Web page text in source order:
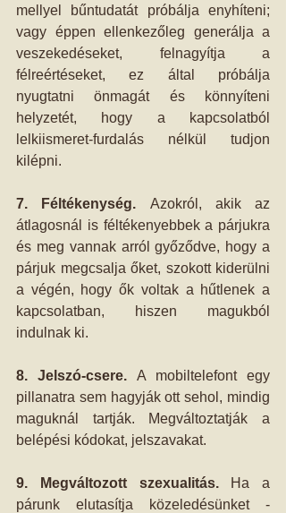
mellyel bűntudatát próbálja enyhíteni;
vagy éppen ellenkezőleg generálja a
veszekedéseket, felnagyítja a
félreértéseket, ez által próbálja
nyugtatni önmagát és könnyíteni
helyzetét, hogy a kapcsolatból
lelkiismeret-furdalás nélkül tudjon
kilépni.
7. Féltékenység. Azokról, akik az
átlagosnál is féltékenyebbek a párjukra
és meg vannak arról győződve, hogy a
párjuk megcsalja őket, szokott kiderülni
a végén, hogy ők voltak a hűtlenek a
kapcsolatban, hiszen magukból
indulnak ki.
8. Jelszó-csere. A mobiltelefont egy
pillanatra sem hagyják ott sehol, mindig
maguknál tartják. Megváltoztatják a
belépési kódokat, jelszavakat.
9. Megváltozott szexualitás.
Ha a
párunk elutasítja közeledésünket -